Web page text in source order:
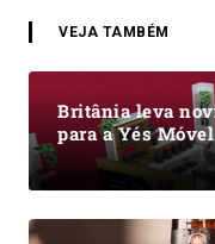
VEJA TAMBÉM
Britânia leva
para a Yés